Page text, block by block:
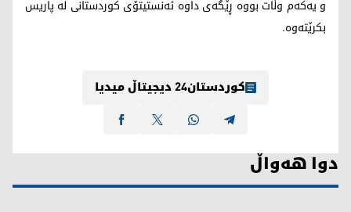
و یەکەم وڵات بووە ڕێگەی داوە ئەنستیتۆی کوردستانی لە پاریس
بکرێتەوە.
کوردستان24 دیجیتاڵ میدیا
دوا هەواڵ